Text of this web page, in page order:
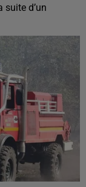
suite d’un